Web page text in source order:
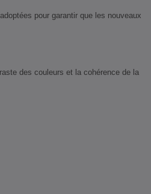
pour garantir que les nouveaux
des couleurs et la cohérence de la